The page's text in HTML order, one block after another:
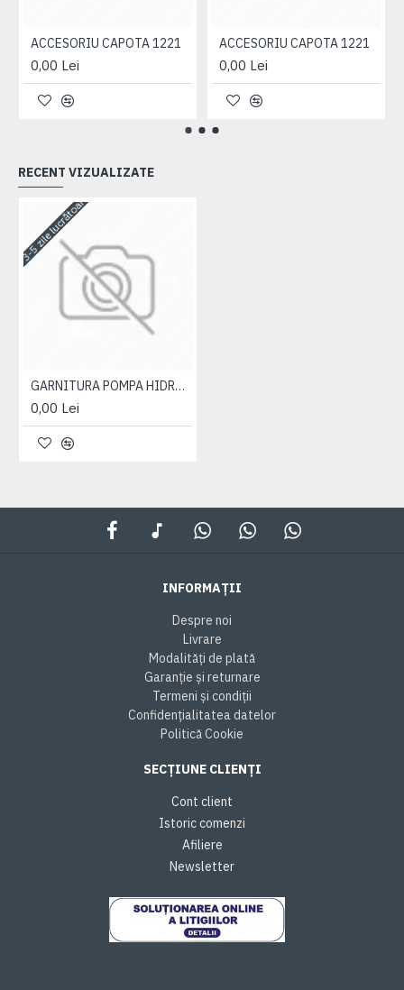
ACCESORIU CAPOTA 1221
0,00 Lei
ACCESORIU CAPOTA 1221
0,00 Lei
RECENT VIZUALIZATE
3-5 zile lucrătoare
GARNITURA POMPA HIDRAULICA NS32 36-1022054-A
0,00 Lei
INFORMAȚII
Despre noi
Livrare
Modalități de plată
Garanție și returnare
Termeni și condiții
Confidențialitatea datelor
Politică Cookie
SECȚIUNE CLIENȚI
Cont client
Istoric comenzi
Afiliere
Newsletter